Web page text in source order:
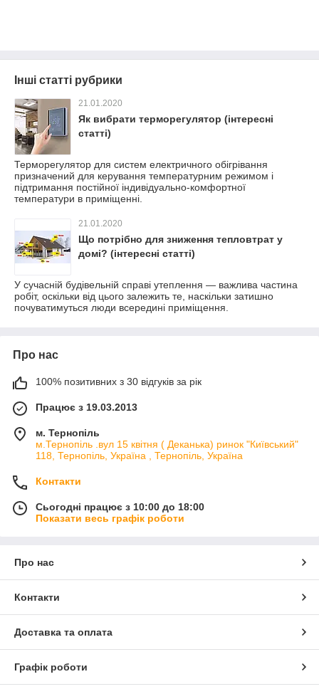
Інші статті рубрики
21.01.2020
Як вибрати терморегулятор (інтересні
статті)
Терморегулятор для систем електричного обігрівання
призначений для керування температурним режимом і
підтримання постійної індивідуально-комфортної
температури в приміщенні.
21.01.2020
Що потрібно для зниження тепловтрат у
домі? (інтересні статті)
У сучасній будівельній справі утеплення — важлива частина
робіт, оскільки від цього залежить те, наскільки затишно
почуватимуться люди всередині приміщення.
Про нас
100% позитивних з 30 відгуків за рік
Працює з 19.03.2013
м. Тернопіль
м.Тернопіль .вул 15 квітня ( Деканька) ринок "Київський"
118, Тернопіль, Україна , Тернопіль, Україна
Контакти
Сьогодні працює з 10:00 до 18:00
Показати весь графік роботи
Про нас
Контакти
Доставка та оплата
Графік роботи